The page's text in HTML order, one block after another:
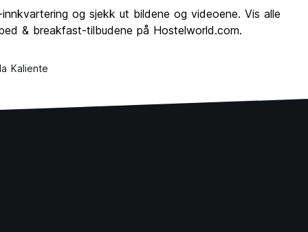
og sjekk ut bildene og videoene. Vis alle
& breakfast-tilbudene på Hostelworld.com.
Kaliente